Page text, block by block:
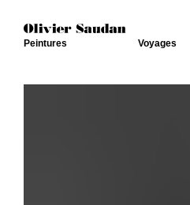
Peintures Voyages